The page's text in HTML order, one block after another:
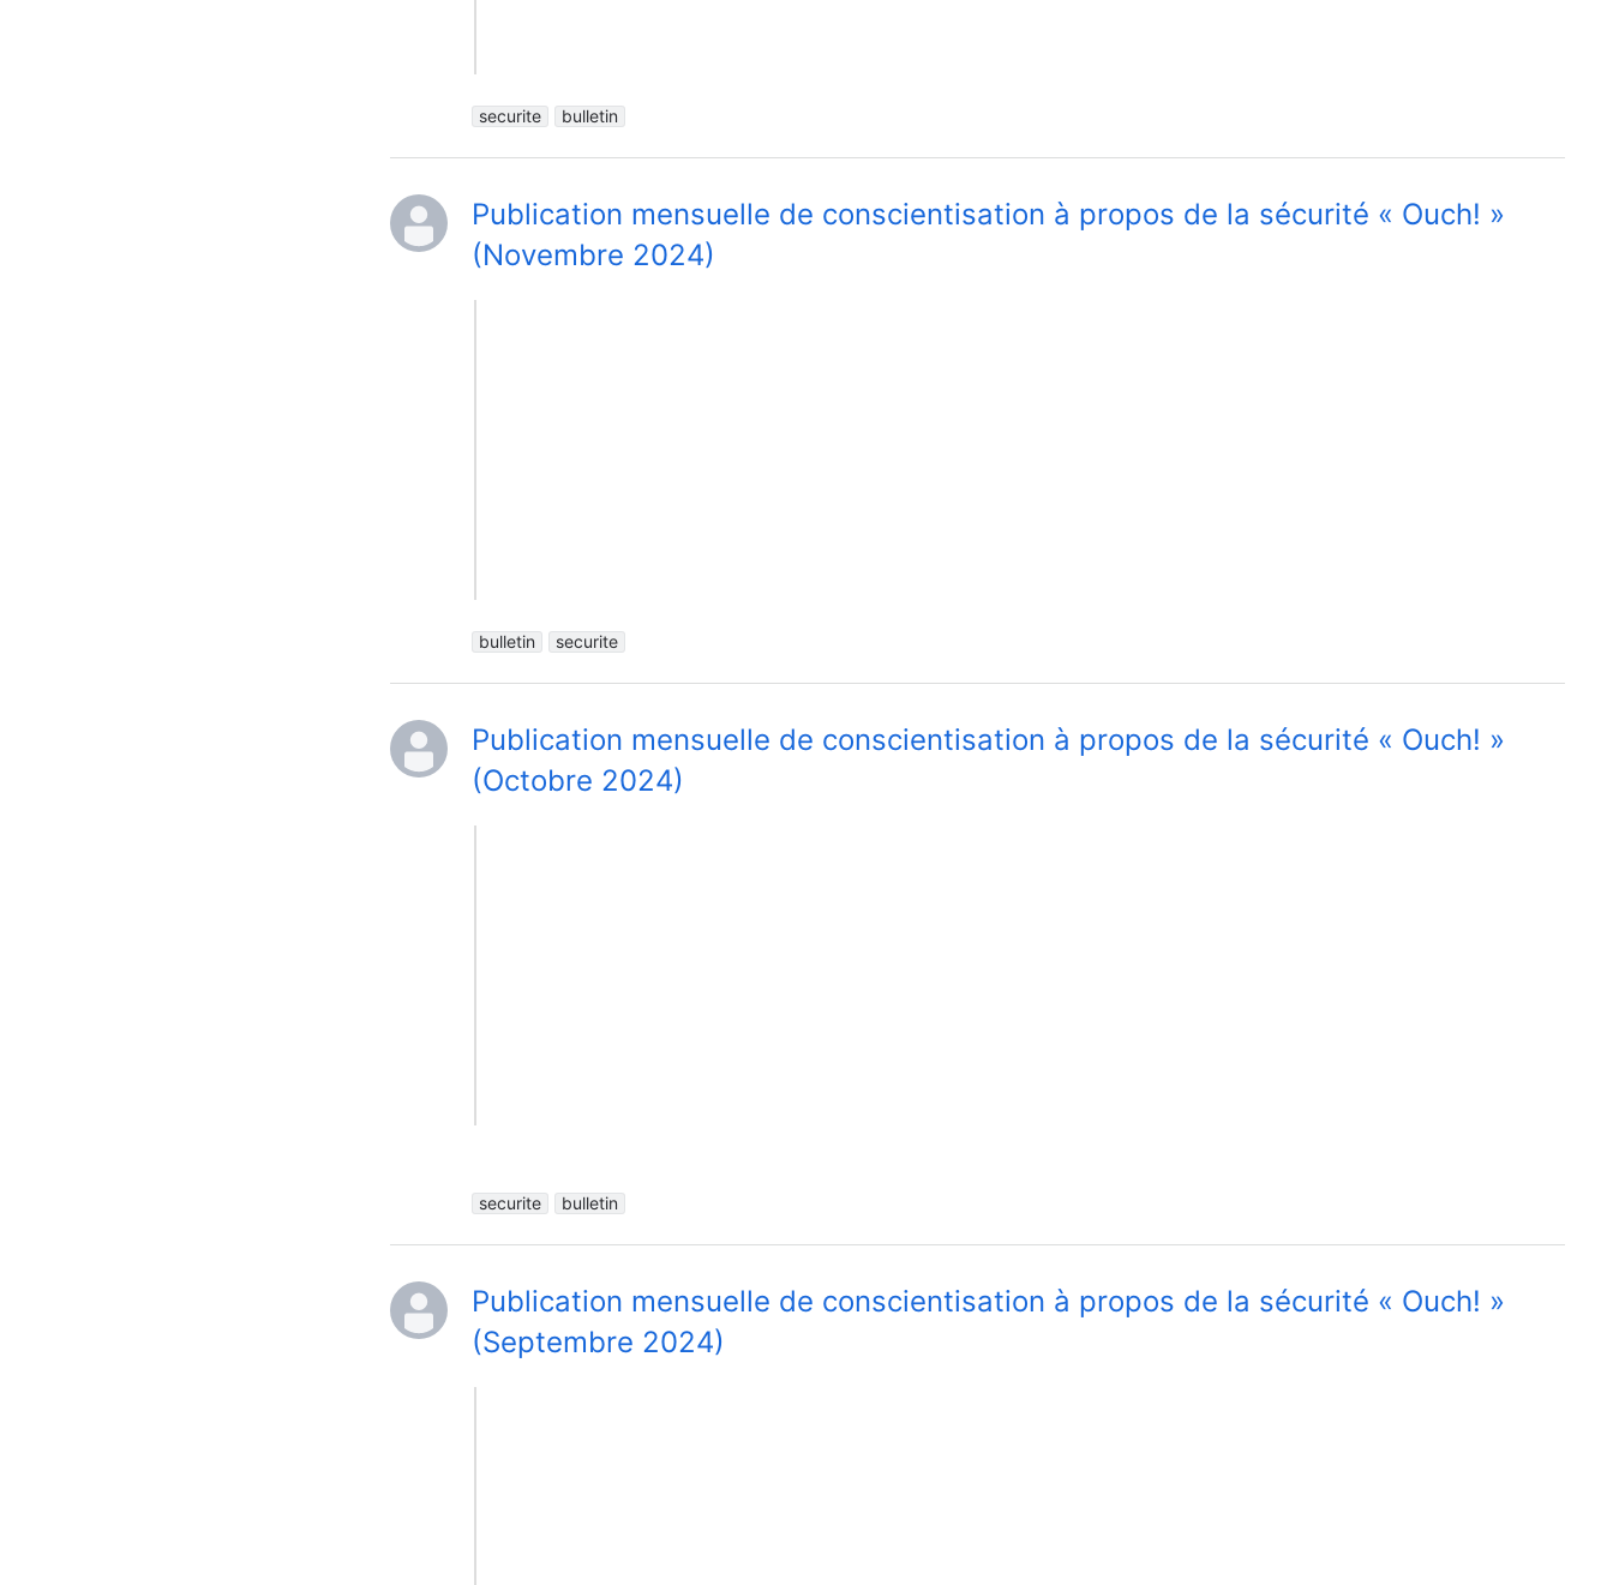
securite bulletin
Publication mensuelle de conscientisation à propos de la sécurité « Ouch! »
(Novembre 2024)
bulletin securite
Publication mensuelle de conscientisation à propos de la sécurité « Ouch! »
(Octobre 2024)
securite bulletin
Publication mensuelle de conscientisation à propos de la sécurité « Ouch! »
(Septembre 2024)